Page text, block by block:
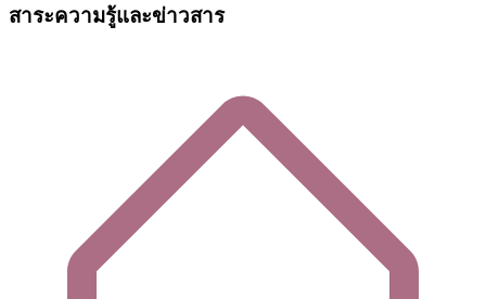
สาระความรู้และข่าวสาร